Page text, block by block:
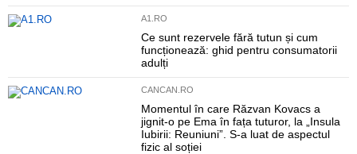
A1.RO
Ce sunt rezervele fără tutun și cum
funcționează: ghid pentru consumatorii
adulți
CANCAN.RO
Momentul în care Răzvan Kovacs a
jignit-o pe Ema în fața tuturor, la „Insula
Iubirii: Reuniuni”. S-a luat de aspectul
fizic al soției